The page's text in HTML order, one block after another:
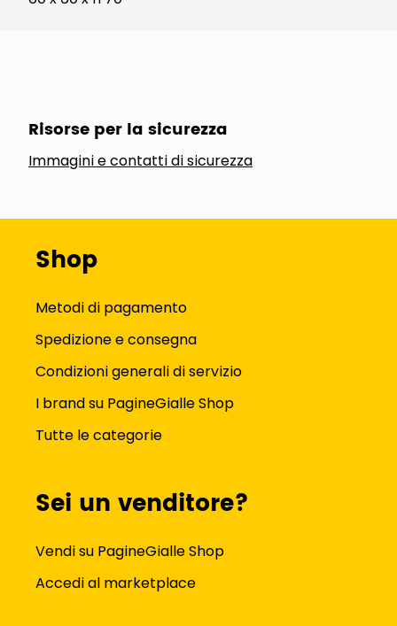
Risorse per la sicurezza
Immagini e contatti di sicurezza
Shop
Metodi di pagamento
Spedizione e consegna
Condizioni generali di servizio
I brand su PagineGialle Shop
Tutte le categorie
Sei un venditore?
Vendi su PagineGialle Shop
Accedi al marketplace